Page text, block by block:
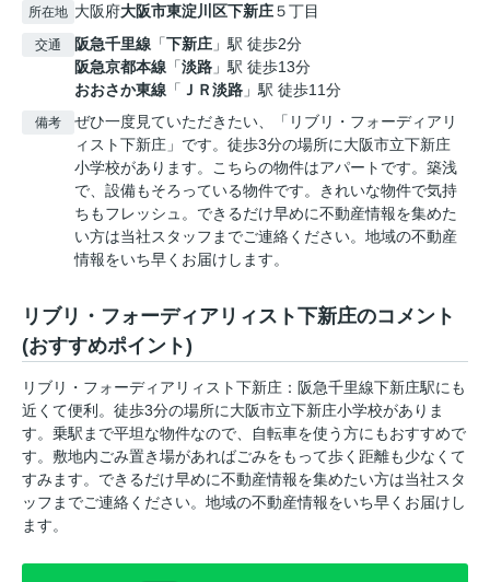
所在地 大阪府大阪市東淀川区下新庄５丁目
交通 阪急千里線 「下新庄 」駅 徒歩2分
阪急京都本線 「淡路 」駅 徒歩13分
おおさか東線 「 ＪＲ淡路 」駅 徒歩11分
備考
ぜひ一度見ていただきたい、「リブリ・フォーディアリ
ィスト下新庄」です。徒歩3分の場所に大阪市立下新庄
小学校があります。こちらの物件はアパートです。築浅
で、設備もそろっている物件です。きれいな物件で気持
ちもフレッシュ。できるだけ早めに不動産情報を集めた
い方は当社スタッフまでご連絡ください。地域の不動産
情報をいち早くお届けします。
リブリ・フォーディアリィスト下新庄のコメント
(おすすめポイント)
リブリ・フォーディアリィスト下新庄：阪急千里線下新庄駅にも
近くて便利。徒歩3分の場所に大阪市立下新庄小学校がありま
す。乗駅まで平坦な物件なので、自転車を使う方にもおすすめで
す。敷地内ごみ置き場があればごみをもって歩く距離も少なくて
すみます。できるだけ早めに不動産情報を集めたい方は当社スタ
ッフまでご連絡ください。地域の不動産情報をいち早くお届けし
ます。